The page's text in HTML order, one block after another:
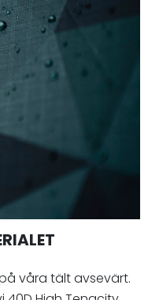
våra tält avsevärt.